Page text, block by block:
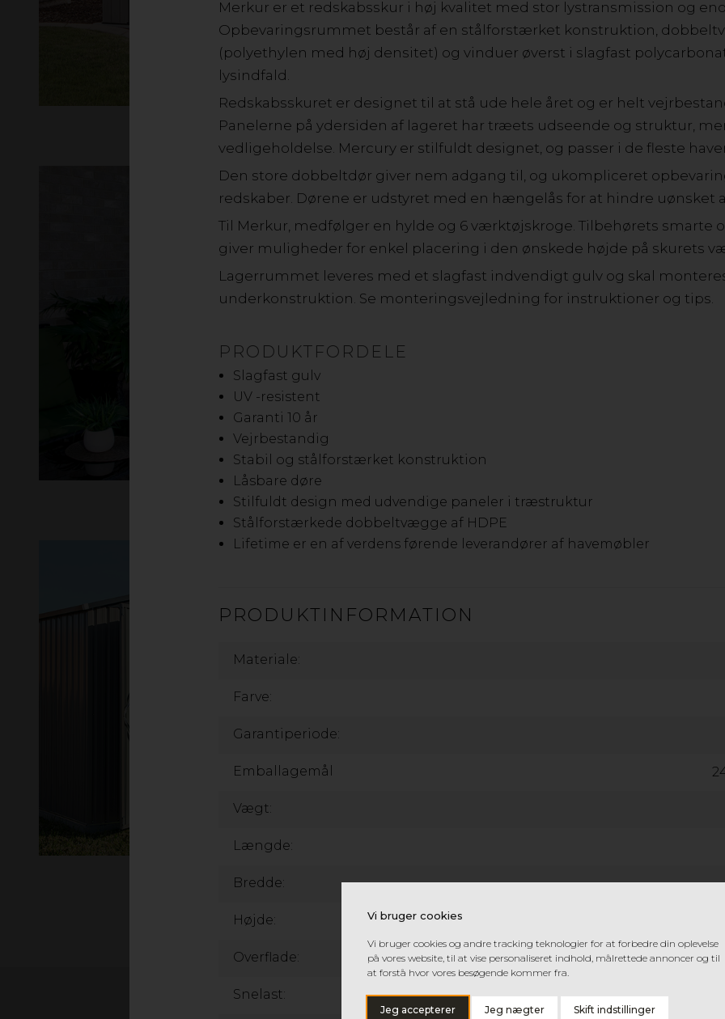
Vi bruger cookies
Vi bruger cookies og andre tracking teknologier for at forbedre din oplevelse
på vores website, til at vise personaliseret indhold, målrettede annoncer og til
at forstå hvor vores besøgende kommer fra.
Jeg accepterer Jeg nægter Skift indstillinger
Merkur er et redskabsskur i høj kvalitet med stor lystransmission og
Opbevaringsrummet består af en stålforstærket konstruktion,
(polyethylen med høj densitet) og vinduer øverst i slagfast
lysindfald.
Redskabsskuret er designet til at stå ude hele året og er helt
Panelerne på ydersiden af lageret har træets udseende og struktur,
vedligeholdelse. Mercury er stilfuldt designet, og passer i de fleste
Den store dobbeltdør giver nem adgang til, og ukompliceret
redskaber. Dørene er udstyret med en hængelås for at hindre uønsket
Til Merkur, medfølger en hylde og 6 værktøjskroge. Tilbehørets smarte
giver muligheder for enkel placering i den ønskede højde på skurets
Lagerrummet leveres med et slagfast indvendigt gulv og skal
underkonstruktion. Se monteringsvejledning for instruktioner og tips.
PRODUKTFORDELE
Slagfast gulv
UV -resistent
Garanti 10 år
Vejrbestandig
Stabil og stålforstærket konstruktion
Låsbare døre
Stilfuldt design med udvendige paneler i træstruktur
Stålforstærkede dobbeltvægge af HDPE
Lifetime er en af verdens førende leverandører af havemøbler
PRODUKTINFORMATION
Materiale:
Farve:
Garantiperiode:
Emballagemål
Vægt:
Længde:
Bredde:
Højde:
Overflade:
Snelast:
GOP TOLEDO
Toledo er den optimale opbevaringsrum fra huset og
grilltilbehør, redskaber og legetøj nemt og sikkert i dette
væghøjde på 1,83 cm giver nem opbevaring, selv for
stålkonstruktion er særligt holdbar, robust og
rundt.
GOP TOLEDO SKURE
GOP COVER-IT SKURE
gop Cover-It er et praktisk, stilfuldt og stabilt
galvaniseret stål, der forhindrer rust og korrosion. Det
og med gavlventiler vil der være en jævn luftstrøm i